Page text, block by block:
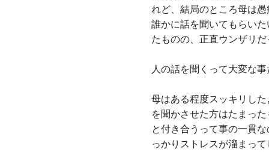
れど、結局のところ母は
誰かに話を聞いてもらい
たものの、正直ウンザリだ
人の話を聞くって大変な
母はある程度スッキリし
を聞かさせた方はたまっ
と付き合うって事の一貫
っかりストレスが溜まっ